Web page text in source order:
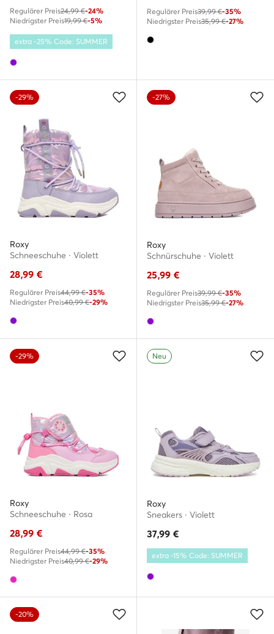
Regulärer Preis24,99 €-24%
Niedrigster Preis19,99 €-5%
extra -25% Code: SUMMER
Regulärer Preis39,99 €-35%
Niedrigster Preis35,99 €-27%
-29%
Roxy
Schneeschuhe · Violett
28,99 €
Regulärer Preis44,99 €-35%
Niedrigster Preis40,99 €-29%
-27%
Roxy
Schnürschuhe · Violett
25,99 €
Regulärer Preis39,99 €-35%
Niedrigster Preis35,99 €-27%
-29%
Roxy
Schneeschuhe · Rosa
28,99 €
Regulärer Preis44,99 €-35%
Niedrigster Preis40,99 €-29%
Neu
Roxy
Sneakers · Violett
37,99 €
extra -15% Code: SUMMER
-20%